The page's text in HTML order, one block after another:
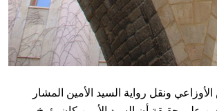
ونقل رواية السيد الأمين المشار